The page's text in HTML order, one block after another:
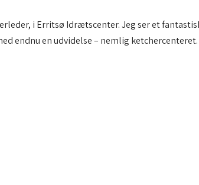
i Erritsø Idrætscenter. Jeg ser et
endnu en udvidelse – nemlig